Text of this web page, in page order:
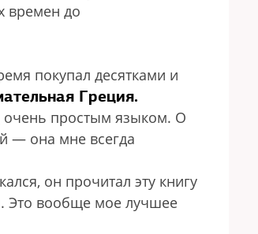
времен до
покупал десятками и
Греция.
простым языком. О
— она мне всегда
он прочитал эту книгу
Это вообще мое лучшее